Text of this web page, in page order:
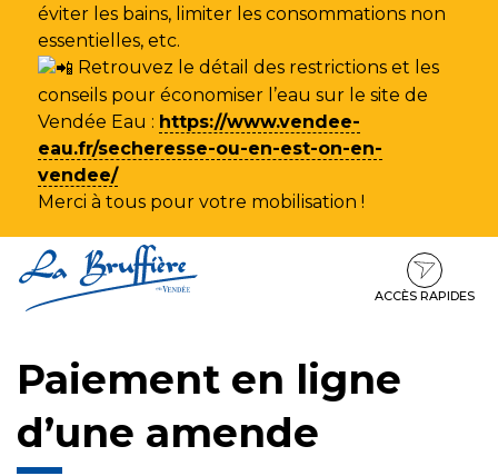
éviter les bains, limiter les consommations non
essentielles, etc.
Retrouvez le détail des restrictions et les
conseils pour économiser l’eau sur le site de
Vendée Eau : https://www.vendee-
eau.fr/secheresse-ou-en-est-on-en-
vendee/
Merci à tous pour votre mobilisation !
au
contenu
au
ACCÈS RAPIDES
Paiement en ligne
d’une amende